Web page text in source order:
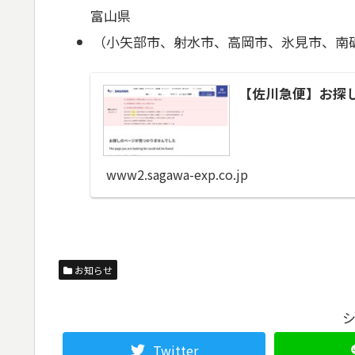
富山県
（小矢部市、射水市、高岡市、氷見市、
【佐川急便】お
www2.sagawa-exp.co.jp
お知らせ
Twitter